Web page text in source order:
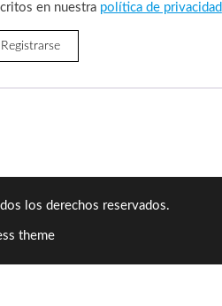
en nuestra política de privacidad
Registrarse
los derechos reservados.
theme